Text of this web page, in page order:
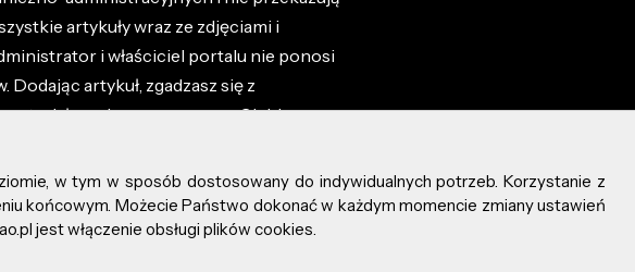
artykuły wraz ze zdjęciami i
i właściciel portalu nie ponosi
artykuł, zgadzasz się z
umieszczone przez Ciebie na
w tym w sposób dostosowany do indywidualnych potrzeb. Korzystanie z
końcowym. Możecie Państwo dokonać w każdym momencie zmiany ustawień
jest włączenie obsługi plików cookies.